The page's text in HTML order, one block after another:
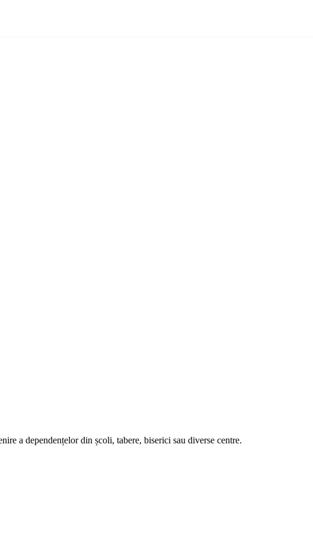
a dependențelor din școli, tabere, biserici sau diverse centre.